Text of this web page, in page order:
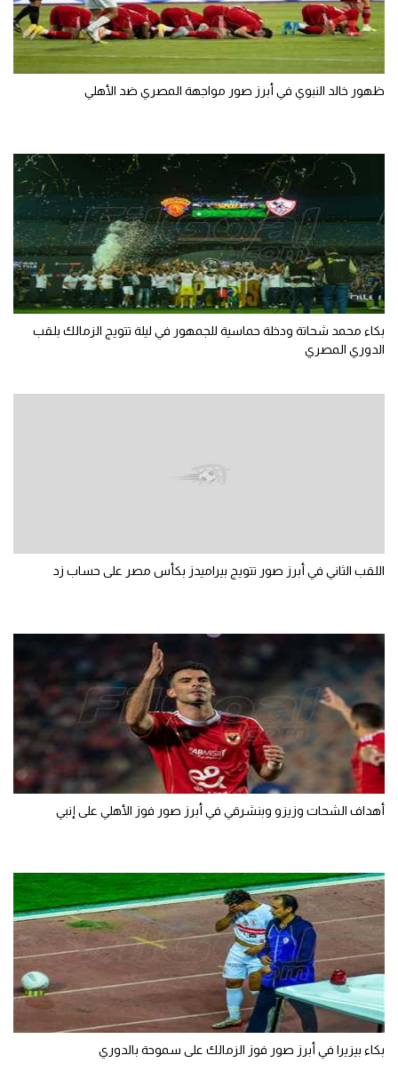
فيديو في الجول
ظهور خالد النبوي في أبرز صور مواجهة المصري ضد الأهلي
بكاء محمد شحاتة ودخلة حماسية للجمهور في ليلة تتويج الزمالك بلقب
الدوري المصري
اللقب الثاني في أبرز صور تتويج بيراميدز بكأس مصر على حساب زد
أهداف الشحات وزيزو وبنشرقي في أبرز صور فوز الأهلي على إنبي
بكاء بيزيرا في أبرز صور فوز الزمالك على سموحة بالدوري